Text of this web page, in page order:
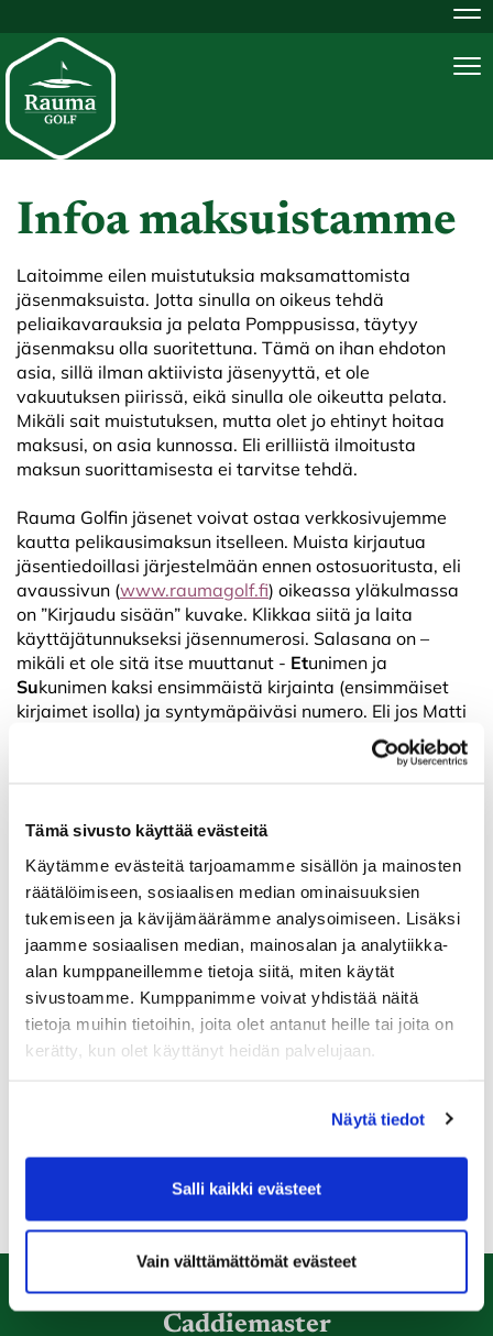
Tämä sivusto käyttää evästeitä
Käytämme evästeitä tarjoamamme sisällön ja mainosten
räätälöimiseen, sosiaalisen median ominaisuuksien
tukemiseen ja kävijämäärämme analysoimiseen. Lisäksi
jaamme sosiaalisen median, mainosalan ja analytiikka-
alan kumppaneillemme tietoja siitä, miten käytät
sivustoamme. Kumppanimme voivat yhdistää näitä
tietoja muihin tietoihin, joita olet antanut heille tai joita on
kerätty, kun olet käyttänyt heidän palvelujaan.
Näytä tiedot
Salli kaikki evästeet
Vain välttämättömät evästeet
Infoa maksuistamme
Laitoimme eilen muistutuksia maksamattomista
jäsenmaksuista. Jotta sinulla on oikeus tehdä
peliaikavarauksia ja pelata Pomppusissa, täytyy
jäsenmaksu olla suoritettuna. Tämä on ihan ehdoton
asia, sillä ilman aktiivista jäsenyyttä, et ole
vakuutuksen piirissä, eikä sinulla ole oikeutta pelata.
Mikäli sait muistutuksen, mutta olet jo ehtinyt hoitaa
maksusi, on asia kunnossa. Eli erilliistä ilmoitusta
maksun suorittamisesta ei tarvitse tehdä.
Rauma Golfin jäsenet voivat ostaa verkkosivujemme
kautta pelikausimaksun itselleen. Muista kirjautua
jäsentiedoillasi järjestelmään ennen ostosuoritusta, eli
avaussivun (www.raumagolf.fi) oikeassa yläkulmassa
on ”Kirjaudu sisään” kuvake. Klikkaa siitä ja laita
käyttäjätunnukseksi jäsennumerosi. Salasana on –
mikäli et ole sitä itse muuttanut - Etunimen ja
Sukunimen kaksi ensimmäistä kirjainta (ensimmäiset
kirjaimet isolla) ja syntymäpäiväsi numero. Eli jos Matti
Meikäläinen, joka on syntynyt 1.1. kirjautuu sisälle, on
kuvaketta ja valitse sellainen pelioikeus, johon olet
oikeutettu. Mikäli olet ensimmäisen tai toisen kauden
pelioikeusasiakas, ole yhteydessä suoraan
caddiemasteriin joko sähköpostilla
caddiemaster@raumagolf.fitai tule käymään klubilla.
Sama koskee, mikäli olet maksamassa
pelikausimaksuja edes osittainkin liikuntaseteleillä.
Mikäli et halua ostaa koko kauden kattavaa
pelikausimaksua, on tarjolla myös
kuukausipelioikeuksia, kymppikortteja ja toki myös ihan
jotain kysyttävää, olkaa yhteydessä joko
Caddiemaster